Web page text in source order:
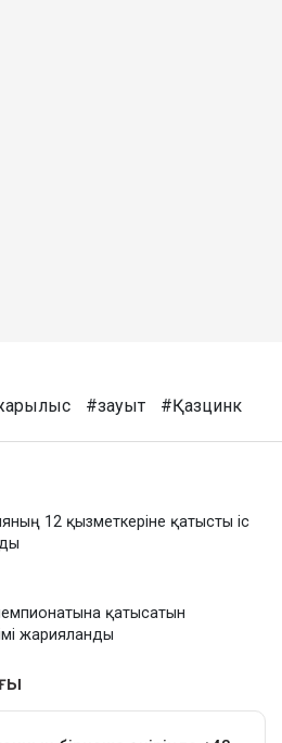
#зауыт #Қазцинк
12 қызметкеріне қатысты іс
қатысатын
жарияланды